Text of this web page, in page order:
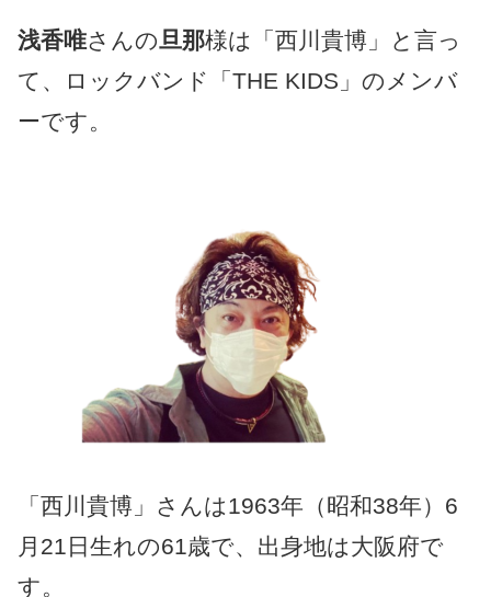
浅香唯さんの旦那様は「西川貴博」と言っ
て、ロックバンド「THE KIDS」のメンバ
ーです。
「西川貴博」さんは1963年（昭和38年）6
月21日生れの61歳で、出身地は大阪府で
す。